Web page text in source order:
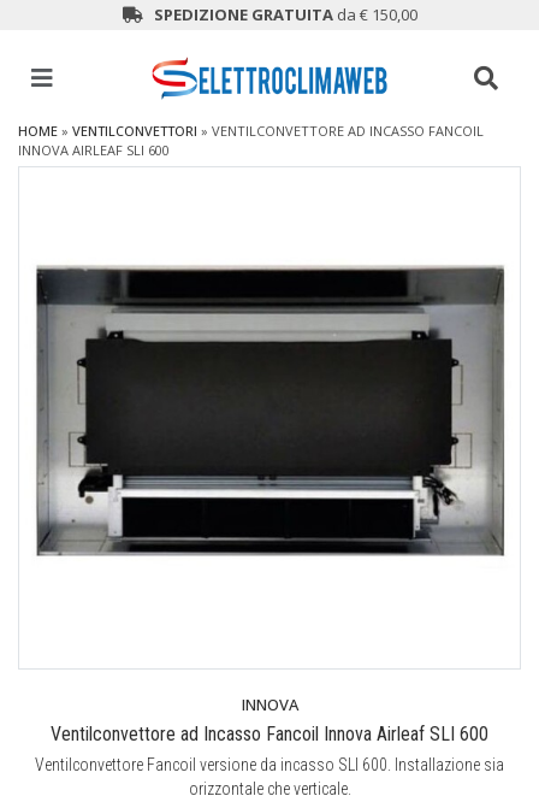
SPEDIZIONE GRATUITAda € 150,00
HOME » VENTILCONVETTORI » VENTILCONVETTORE AD INCASSO FANCOIL
INNOVA AIRLEAF SLI 600
INNOVA
Ventilconvettore ad Incasso Fancoil Innova Airleaf SLI 600
Ventilconvettore Fancoil versione da incasso SLI 600. Installazione sia
orizzontale che verticale.